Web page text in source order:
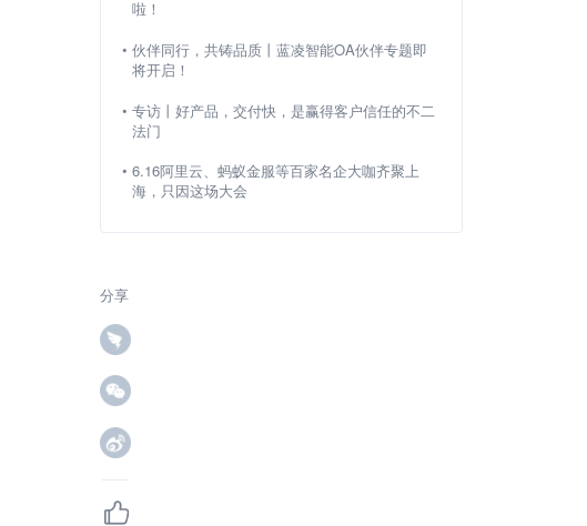
啦！
• 伙伴同行，共铸品质丨蓝凌智能OA伙伴专题即
将开启！
• 专访丨好产品，交付快，是赢得客户信任的不二
法门
• 6.16阿里云、蚂蚁金服等百家名企大咖齐聚上
海，只因这场大会
分享